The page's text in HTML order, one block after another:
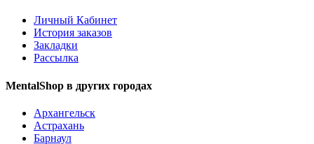
Личный Кабинет
История заказов
Закладки
Рассылка
MentalShop в других городах
Архангельск
Астрахань
Барнаул